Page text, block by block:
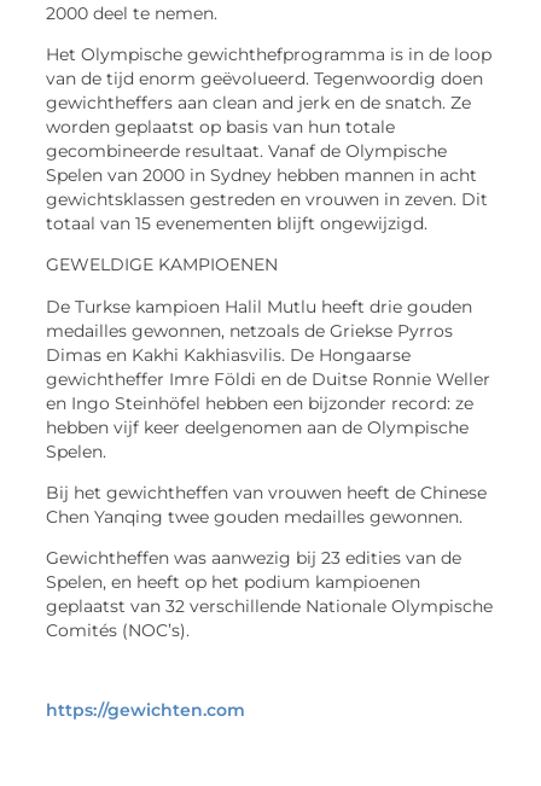
2000 deel te nemen.
Het Olympische gewichthefprogramma is in de loop
van de tijd enorm geëvolueerd. Tegenwoordig doen
gewichtheffers aan clean and jerk en de snatch. Ze
worden geplaatst op basis van hun totale
gecombineerde resultaat. Vanaf de Olympische
Spelen van 2000 in Sydney hebben mannen in acht
gewichtsklassen gestreden en vrouwen in zeven. Dit
totaal van 15 evenementen blijft ongewijzigd.
GEWELDIGE KAMPIOENEN
De Turkse kampioen Halil Mutlu heeft drie gouden
medailles gewonnen, netzoals de Griekse Pyrros
Dimas en Kakhi Kakhiasvilis. De Hongaarse
gewichtheffer Imre Földi en de Duitse Ronnie Weller
en Ingo Steinhöfel hebben een bijzonder record: ze
hebben vijf keer deelgenomen aan de Olympische
Spelen.
Bij het gewichtheffen van vrouwen heeft de Chinese
Chen Yanqing twee gouden medailles gewonnen.
Gewichtheffen was aanwezig bij 23 edities van de
Spelen, en heeft op het podium kampioenen
geplaatst van 32 verschillende Nationale Olympische
Comités (NOC’s).
https://gewichten.com